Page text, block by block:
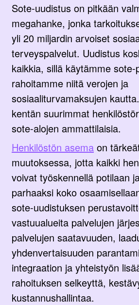
Sote-uudistus on pitkään
megahanke, jonka
yli 20 miljardin arvoiset
terveyspalvelut. Uudistus
kaikkia, sillä käytämme sote-
rahoitamme niitä verojen ja
sosiaaliturvamaksujen
kentän suurimmat
sote-alojen ammattilaisia.
Henkilöstön asema on
muutoksessa, jotta kaikki
voivat työskennellä potilaan
parhaaksi koko
sote-uudistuksen
vastuualueita palvelujen
palvelujen saatavuuden,
yhdenvertaisuuden
integraation ja yhteistyön
rahoituksen selkeyttä,
kustannushallintaa.